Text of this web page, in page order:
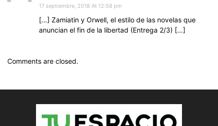
17 septiembre, 2018 At 12:58 pm
[…] Zamiatin y Orwell, el estilo de las novelas que
anuncian el fin de la libertad (Entrega 2/3) […]
Comments are closed.